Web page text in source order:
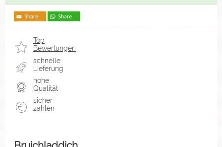
Top
Bewertungen
schnelle
Lieferung
hohe
Qualität
sicher
zahlen